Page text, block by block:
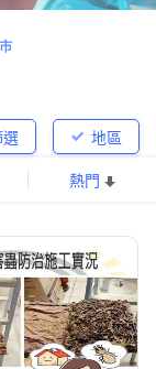
地區
選
熱門